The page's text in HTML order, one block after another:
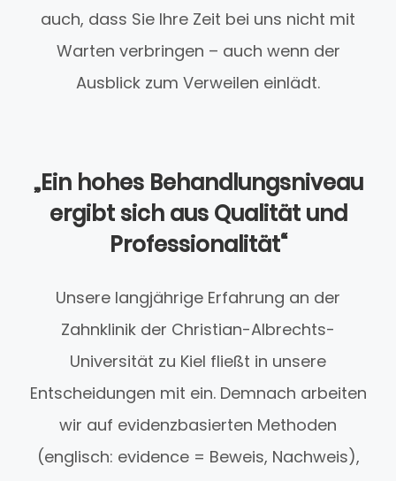
auch, dass Sie Ihre Zeit bei uns nicht mit
Warten verbringen – auch wenn der
Ausblick zum Verweilen einlädt.
„Ein hohes Behandlungsniveau
ergibt sich aus Qualität und
Professionalität“
Unsere langjährige Erfahrung an der
Zahnklinik der Christian-Albrechts-
Universität zu Kiel fließt in unsere
Entscheidungen mit ein. Demnach arbeiten
wir auf evidenzbasierten Methoden
(englisch: evidence = Beweis, Nachweis),